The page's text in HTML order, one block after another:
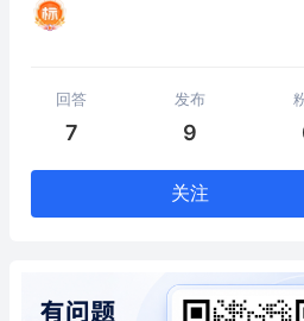
回答
7
发布
9
关注